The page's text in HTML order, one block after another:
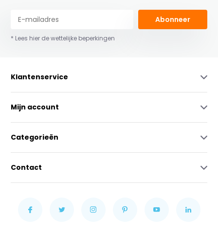
Abonneer
* Lees hier de wettelijke beperkingen
Klantenservice
Mijn account
Categorieën
Contact